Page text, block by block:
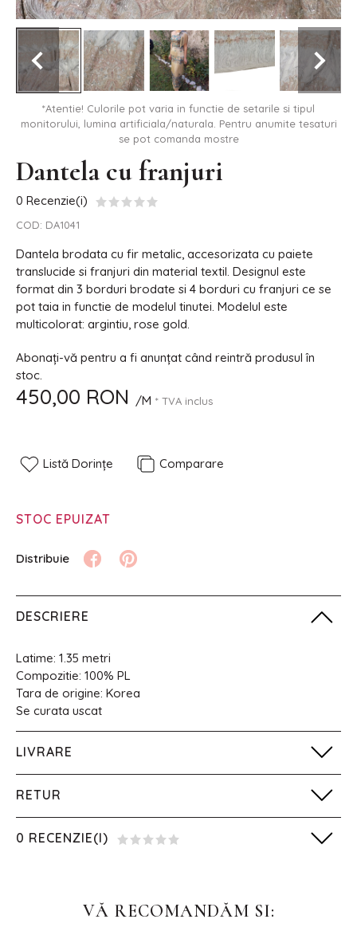
*Atentie! Culorile pot varia in functie de setarile si tipul
monitorului, lumina artificiala/naturala. Pentru anumite tesaturi
se pot comanda mostre
Dantela cu franjuri
0 Recenzie(i)
COD: DA1041
Dantela brodata cu fir metalic, accesorizata cu paiete
translucide si franjuri din material textil. Designul este
format din 3 borduri brodate si 4 borduri cu franjuri ce se
pot taia in functie de modelul tinutei. Modelul este
multicolorat: argintiu, rose gold.
Abonați-vă pentru a fi anunțat când reintră produsul în
stoc.
450,00 RON /M * TVA inclus
Listă Dorințe Comparare
STOC EPUIZAT
DESCRIERE
Latime: 1.35 metri
Compozitie: 100% PL
Tara de origine: Korea
Se curata uscat
LIVRARE
RETUR
0 RECENZIE(I)
VĂ RECOMANDĂM SI: